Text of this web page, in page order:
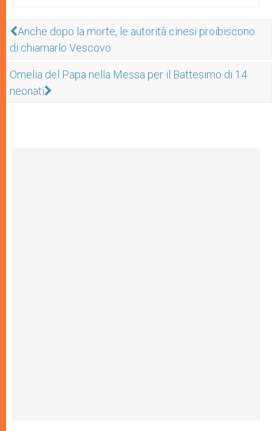
Anche dopo la morte, le autorità cinesi proibiscono
di chiamarlo Vescovo
Omelia del Papa nella Messa per il Battesimo di 14
neonati